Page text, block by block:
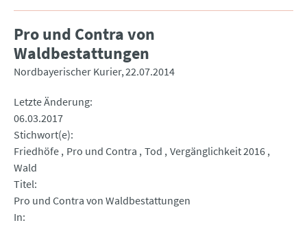
Pro und Contra von
Waldbestattungen
Nordbayerischer Kurier 22.07.2014
Letzte Änderung
06.03.2017
Stichwort(e)
Friedhöfe Pro und Contra Tod Vergänglichkeit 2016
Wald
Titel
Pro und Contra von Waldbestattungen
In